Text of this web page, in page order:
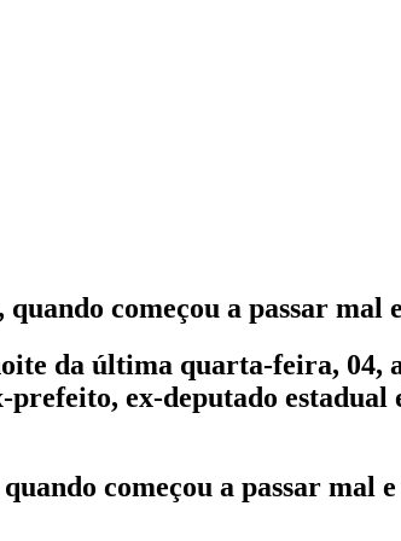
começou a passar mal
da última quarta-feira, 04,
ex-deputado estadual
começou a passar mal